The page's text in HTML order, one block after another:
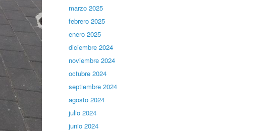
marzo 2025
febrero 2025
enero 2025
diciembre 2024
noviembre 2024
octubre 2024
septiembre 2024
agosto 2024
julio 2024
junio 2024